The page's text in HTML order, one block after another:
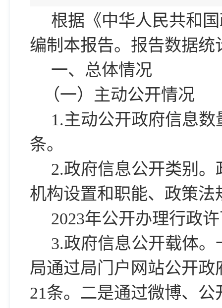
根据《中华人民共和
编制本报告。报告数据统
一、总体情况
（一）主动公开情况
1.主动公开政府信息
条。
2.政府信息公开类别
机构设置和职能、政策
2023年公开办理行政
3.政府信息公开载体
局通过局门户网站公开
21条。二是通过微博、